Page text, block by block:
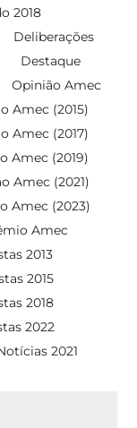
2018
Deliberações
Destaque
Opinião Amec
Amec (2015)
Amec (2017)
Amec (2019)
Amec (2021)
Amec (2023)
Amec
2013
2015
2018
2022
2021